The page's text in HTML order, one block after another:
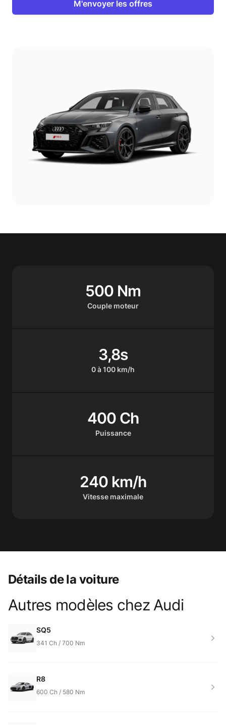
M'envoyer les offres
Couple moteur
500 Nm
0 à 100 km/h
3,8s
Puissance
400 Ch
Vitesse maximale
240 km/h
Détails de la voiture
Product information
Autres modèles chez Audi
SQ5
341 Ch / 700 Nm
R8
600 Ch / 580 Nm